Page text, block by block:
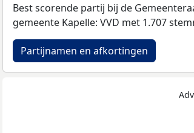
Best scorende partij bij de
gemeente Kapelle: VVD met 1.707
Partijnamen en afkortingen